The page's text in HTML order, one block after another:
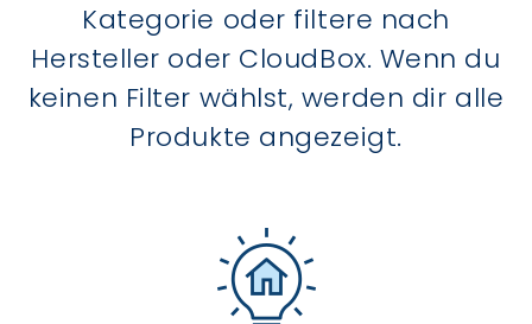
Kategorie oder filtere nach
Hersteller oder CloudBox. Wenn du
keinen Filter wählst, werden dir alle
Produkte angezeigt.